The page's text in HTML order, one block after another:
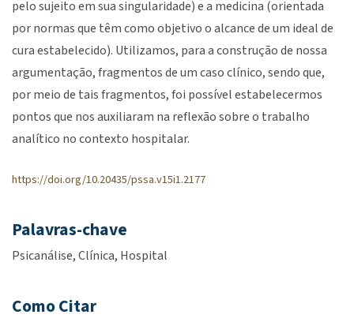
Palavras-chave
Psicanálise Clínica Hospital
Como Citar
pelo sujeito em sua singularidade) e a medicina (orientada
por normas que têm como objetivo o alcance de um ideal de
cura estabelecido). Utilizamos, para a construção de nossa
argumentação, fragmentos de um caso clínico, sendo que,
por meio de tais fragmentos, foi possível estabelecermos
pontos que nos auxiliaram na reflexão sobre o trabalho
analítico no contexto hospitalar.
https://doi.org/10.20435/pssa.v15i1.2177